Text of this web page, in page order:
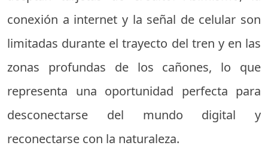
conexión a internet y la señal de celular son
limitadas durante el trayecto del tren y en las
zonas profundas de los cañones, lo que
representa una oportunidad perfecta para
desconectarse del mundo digital y
reconectarse con la naturaleza.